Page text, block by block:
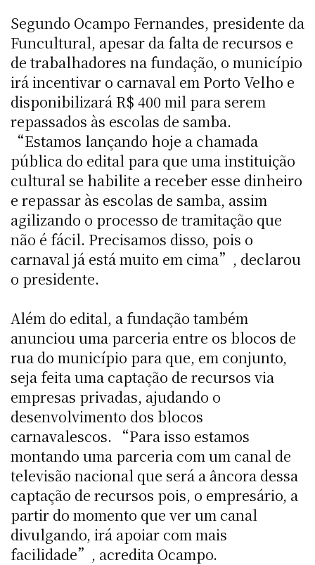
Segundo Ocampo Fernandes, presidente da
Funcultural, apesar da falta de recursos e
de trabalhadores na fundação, o município
irá incentivar o carnaval em Porto Velho e
disponibilizará R$ 400 mil para serem
repassados às escolas de samba.
“Estamos lançando hoje a chamada
pública do edital para que uma instituição
cultural se habilite a receber esse dinheiro
e repassar às escolas de samba, assim
agilizando o processo de tramitação que
não é fácil. Precisamos disso, pois o
carnaval já está muito em cima”, declarou
o presidente.
Além do edital, a fundação também
anunciou uma parceria entre os blocos de
rua do município para que, em conjunto,
seja feita uma captação de recursos via
empresas privadas, ajudando o
desenvolvimento dos blocos
carnavalescos. “Para isso estamos
montando uma parceria com um canal de
televisão nacional que será a âncora dessa
captação de recursos pois, o empresário, a
partir do momento que ver um canal
divulgando, irá apoiar com mais
facilidade”, acredita Ocampo.